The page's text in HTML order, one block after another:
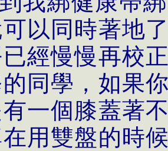
以同時著地
經慢慢再校
同學，如果
一個膝蓋著
用雙盤的時